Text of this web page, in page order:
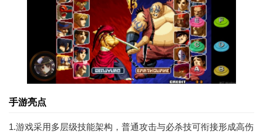
手游亮点
1.游戏采用多层级技能架构，普通攻击与必杀技可衔接形成高伤